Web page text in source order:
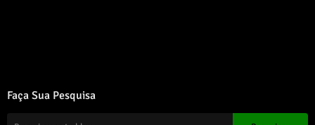
Faça Sua Pesquisa